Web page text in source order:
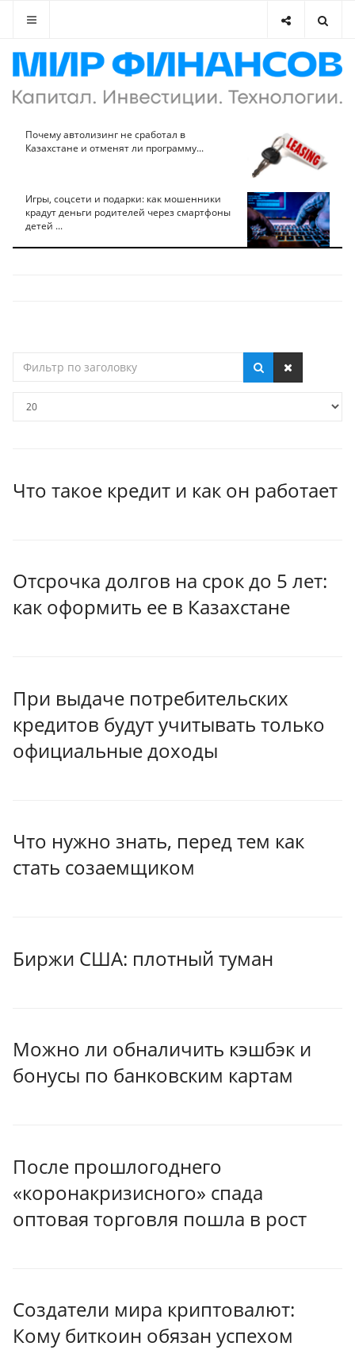
Почему автолизинг не сработал в
Казахстане и отменят ли программу...
Игры, соцсети и подарки: как мошенники
крадут деньги родителей через смартфоны
детей ...
по
Что такое кредит и как он работает
Отсрочка долгов на срок до 5 лет:
как оформить ее в Казахстане
При выдаче потребительских
кредитов будут учитывать только
официальные доходы
Что нужно знать, перед тем как
стать созаемщиком
Биржи США: плотный туман
Можно ли обналичить кэшбэк и
бонусы по банковским картам
После прошлогоднего
«коронакризисного» спада
оптовая торговля пошла в рост
Создатели мира криптовалют:
Кому биткоин обязан успехом